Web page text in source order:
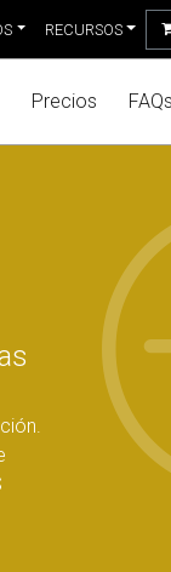
RECURSOS
Precios FAQs